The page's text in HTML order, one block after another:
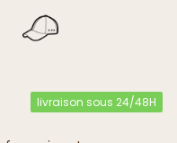
livraison sous 24/48H